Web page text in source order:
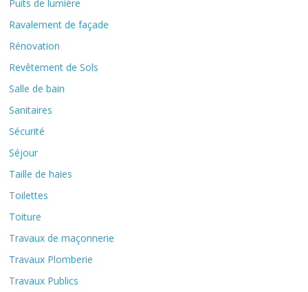
Puits de lumière
Ravalement de façade
Rénovation
Revêtement de Sols
Salle de bain
Sanitaires
Sécurité
Séjour
Taille de haies
Toilettes
Toiture
Travaux de maçonnerie
Travaux Plomberie
Travaux Publics